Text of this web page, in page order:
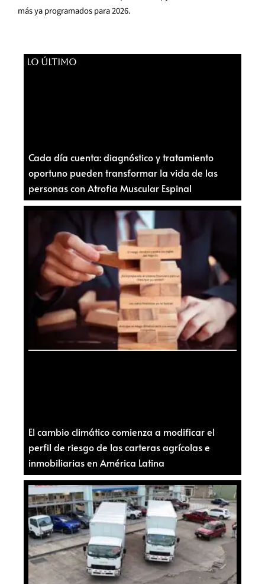
más ya programados para 2026.
LO ÚLTIMO
Cada día cuenta: diagnóstico y tratamiento
oportuno pueden transformar la vida de las
personas con Atrofia Muscular Espinal
El cambio climático comienza a modificar el
perfil de riesgo de las carteras agrícolas e
inmobiliarias en América Latina